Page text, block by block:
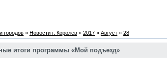
городов » Новости г. Королёв » 2017 » Август » 28
итоги программы «Мой подъезд»